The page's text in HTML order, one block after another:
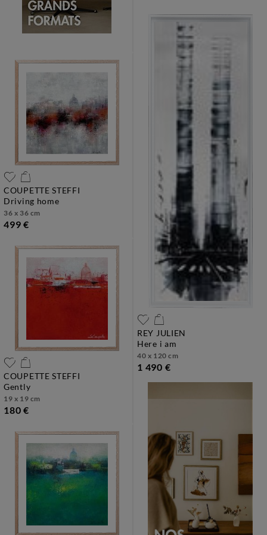
COUPETTE STEFFI
driving home
36 x 36 cm
499 €
REY JULIEN
here i am
40 x 120 cm
1 490 €
COUPETTE STEFFI
gently
19 x 19 cm
180 €